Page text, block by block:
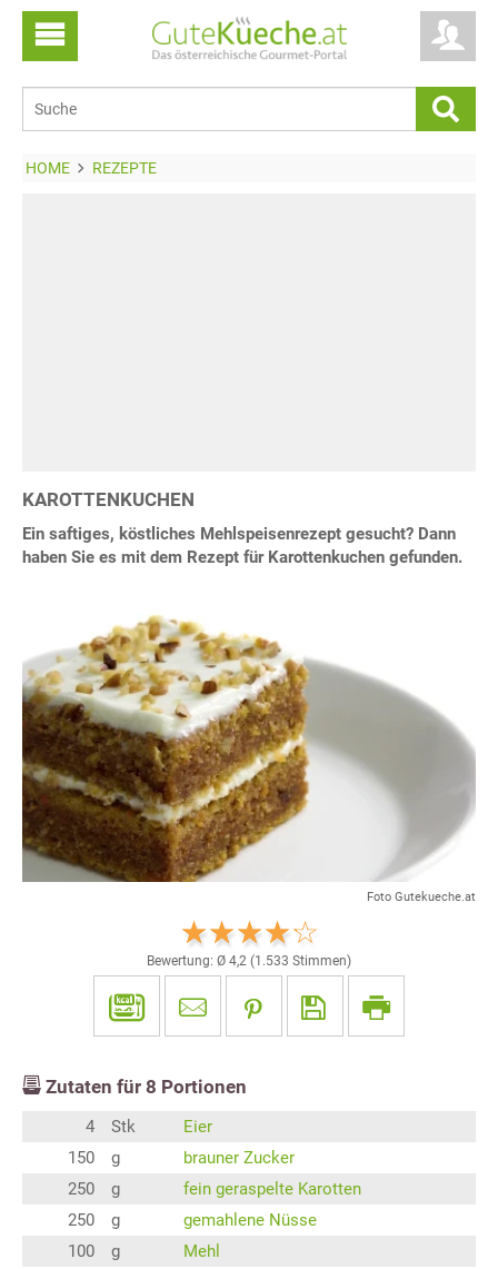
HOME REZEPTE
KAROTTENKUCHEN
Ein saftiges, köstliches Mehlspeisenrezept gesucht? Dann
haben Sie es mit dem Rezept für Karottenkuchen gefunden.
Foto Gutekueche.at
Bewertung: Ø 4,2 (1.533 Stimmen)
Zutaten für 8 Portionen
4 Stk
Eier
150
g
brauner Zucker
250
g
fein geraspelte Karotten
250
g
gemahlene Nüsse
100
g
Mehl